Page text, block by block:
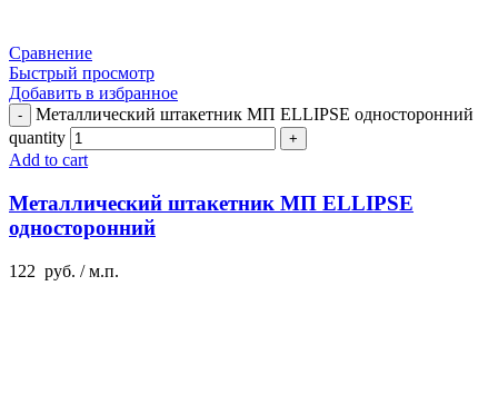
Сравнение
Быстрый просмотр
Добавить в избранное
Металлический штакетник МП ELLIPSE односторонний
quantity
Add to cart
Металлический штакетник МП ELLIPSE
односторонний
122 руб. / м.п.